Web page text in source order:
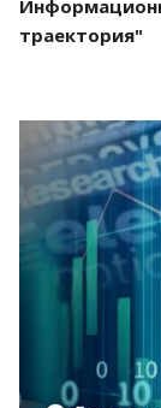
траектория"